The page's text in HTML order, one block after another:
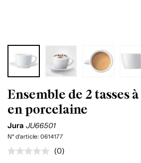
Ensemble de 2 tasses
en porcelaine
Jura JU66501
N° d'article: 0614177
Aucune
(0)